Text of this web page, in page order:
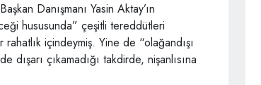
Danışmanı Yasin Aktay’ın
hususunda” çeşitli tereddütleri
içindeymiş. Yine de “olağandışı
çıkamadığı takdirde, nişanlısına